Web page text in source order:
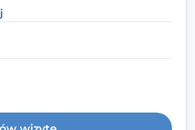
Posiadam status członka
Terapii Systemowejoraz
Towarzystwa
stawiam budowanie